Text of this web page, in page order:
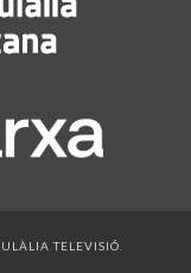
TELEVISIÓ